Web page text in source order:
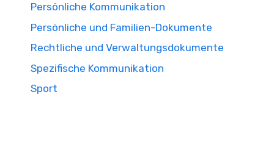
Persönliche Kommunikation
Persönliche und Familien-Dokumente
Rechtliche und Verwaltungsdokumente
Spezifische Kommunikation
Sport